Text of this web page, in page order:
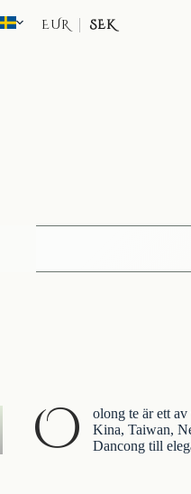
till
EUR SEK
O
olong te är ett
Kina, Taiwan,
Dancong till